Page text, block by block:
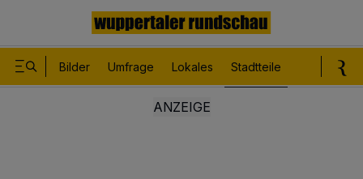
Bilder Umfrage Lokales Stadtteile